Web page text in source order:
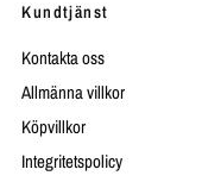
Kundtjänst
Kontakta oss
Allmänna villkor
Köpvillkor
Integritetspolicy